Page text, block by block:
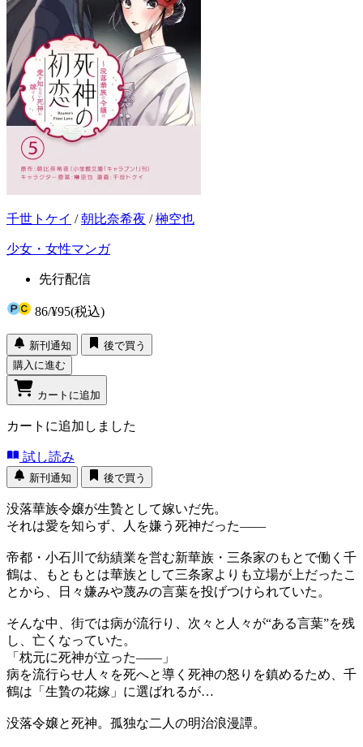
千世トケイ /朝比奈希夜 /榊空也
少女・女性マンガ
先行配信
86/¥95(税込)
新刊通知
後で買う
購入に進む
カートに追加
カートに追加しました
試し読み
新刊通知 後で買う
没落華族令嬢が生贄として嫁いだ先。
それは愛を知らず、人を嫌う死神だった――
帝都・小石川で紡績業を営む新華族・三条家のもとで働く千
鶴は、もともとは華族として三条家よりも立場が上だったこ
とから、日々嫌みや蔑みの言葉を投げつけられていた。
そんな中、街では病が流行り、次々と人々が“ある言葉”を残
し、亡くなっていた。
「枕元に死神が立った――」
病を流行らせ人々を死へと導く死神の怒りを鎮めるため、千
鶴は「生贄の花嫁」に選ばれるが…
没落令嬢と死神。孤独な二人の明治浪漫譚。